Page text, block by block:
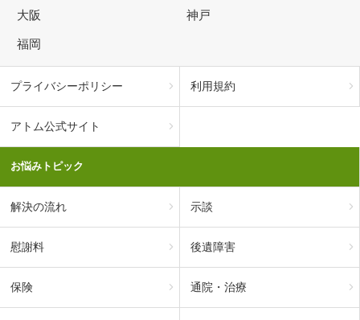
大阪 神戸
福岡
プライバシーポリシー 利用規約
アトム公式サイト
お悩みトピック
解決の流れ 示談
慰謝料 後遺障害
保険 通院・治療